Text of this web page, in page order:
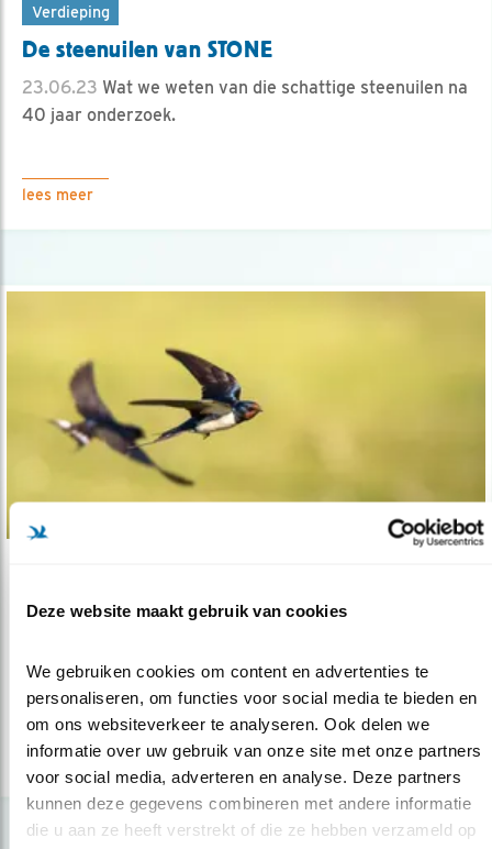
Deze website maakt gebruik van cookies
We gebruiken cookies om content en advertenties te
personaliseren, om functies voor social media te bieden en
om ons websiteverkeer te analyseren. Ook delen we
informatie over uw gebruik van onze site met onze partners
voor social media, adverteren en analyse. Deze partners
kunnen deze gegevens combineren met andere informatie
die u aan ze heeft verstrekt of die ze hebben verzameld op
Verdieping
De steenuilen van STONE
23.06.23 Wat we weten van die schattige steenuilen na
40 jaar onderzoek.
lees meer
Tomeloze inzet voor de boerenzwaluw
onderzoek aan de boerenzwaluw.
lees meer